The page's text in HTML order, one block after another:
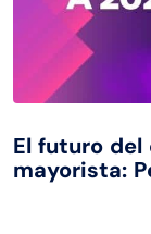
El futuro
mayorista: